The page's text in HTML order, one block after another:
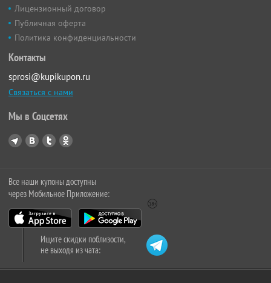
Лицензионный договор
Публичная оферта
Политика конфиденциальности
Контакты
sprosi@kupikupon.ru
Связаться с нами
Мы в Соцсетях
Все наши купоны доступны
через Мобильное Приложение:
Ищите скидки поблизости,
не выходя из чата: